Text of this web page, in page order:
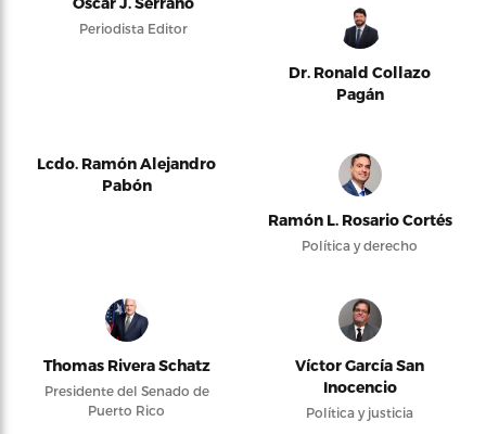
Periodista Editor
Dr. Ronald Collazo
Pagán
Lcdo. Ramón Alejandro
Pabón
Ramón L. Rosario Cortés
Política y derecho
Thomas Rivera Schatz
Presidente del Senado de
Puerto Rico
Víctor García San
Inocencio
Política y justicia